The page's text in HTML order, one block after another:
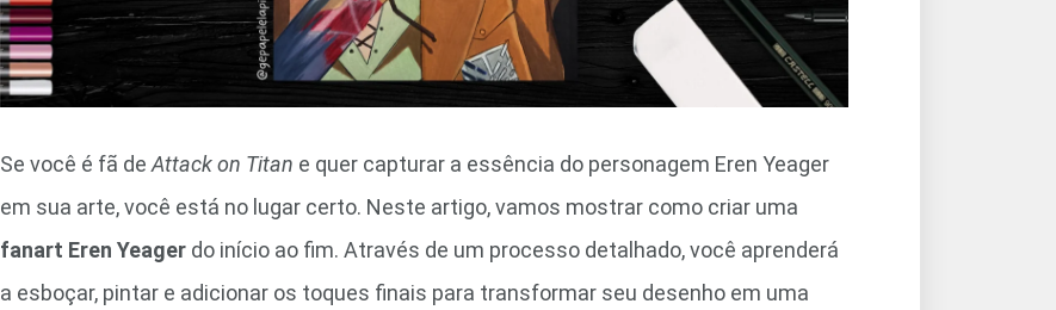
Se você é fã de Attack on Titan e quer capturar a essência do personagem Eren Yeager
em sua arte, você está no lugar certo. Neste artigo, vamos mostrar como criar uma
fanart Eren Yeager do início ao fim. Através de um processo detalhado, você aprenderá
a esboçar, pintar e adicionar os toques finais para transformar seu desenho em uma